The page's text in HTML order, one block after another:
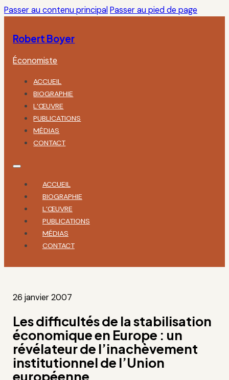
Passer au contenu principal Passer au pied de page
Robert Boyer
Économiste
ACCUEIL
BIOGRAPHIE
L’ŒUVRE
PUBLICATIONS
MÉDIAS
CONTACT
ACCUEIL
BIOGRAPHIE
L’ŒUVRE
PUBLICATIONS
MÉDIAS
CONTACT
26 janvier 2007
Les difficultés de la stabilisation
économique en Europe : un
révélateur de l’inachèvement
institutionnel de l’Union
européenne